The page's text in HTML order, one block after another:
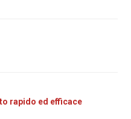
rapido ed efficace